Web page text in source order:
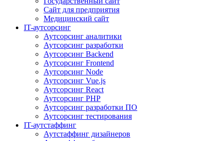
Сайт для предприятия
Медицинский сайт
IT-аутсорсинг
Аутсорсинг аналитики
Аутсорсинг разработки
Аутсорсинг Backend
Аутсорсинг Frontend
Аутсорсинг Node
Аутсорсинг Vue.js
Аутсорсинг React
Аутсорсинг PHP
Аутсорсинг разработки ПО
Аутсорсинг тестирования
IT-аутстаффинг
Аутстаффинг дизайнеров